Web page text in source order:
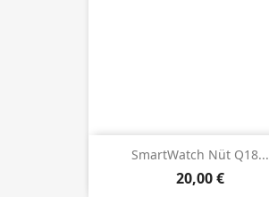
SmartWatch Nüt Q18...
20,00 €